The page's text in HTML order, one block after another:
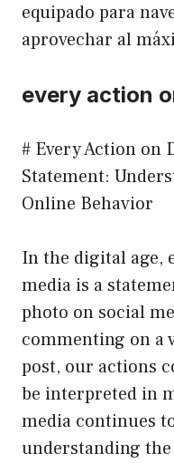
equipado para
aprovechar al
every action
# Every Action on
Statement:
Online Behavior
In the digital age,
media is a
photo on social
commenting on a
post, our actions
be interpreted in
media continues
understanding